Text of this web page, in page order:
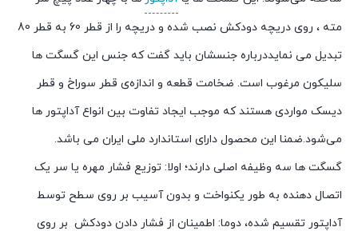
مته ، روی دریچه دودکش نصب شده و دریچه را از قطر 60 به قطر 80
تبدیل می نمایددرباره جنسشان باید گفت که جنس این گسگت ها
سلیکون مرغوب است. ضخامت قطعه و اندازه‌ی قطر سوراخ و قطر
دیسک مواردی هستند که موجب ایجاد تفاوت بین انواع آداپتور ها
می‌شود.ضمنا این محصول دارای استاندارد ملی ایران می باشد.
گسگت ها سه وظیفه اصلی دارند؛ اولا: توزیع فشار مهره یا سر یک
اتصال دهنده به طور یکنواخت و بدون آسیب بر روی سطح توسط
آداپتور تقسیم شده، دوما: اطمینان از فشار دادن دودکش بر روی